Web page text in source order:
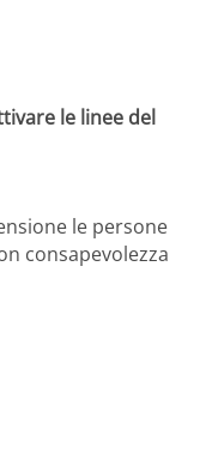
le linee del
le persone
consapevolezza